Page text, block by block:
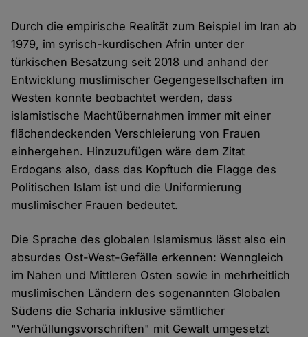
Durch die empirische Realität zum Beispiel im Iran ab
1979, im syrisch-kurdischen Afrin unter der
türkischen Besatzung seit 2018 und anhand der
Entwicklung muslimischer Gegengesellschaften im
Westen konnte beobachtet werden, dass
islamistische Machtübernahmen immer mit einer
flächendeckenden Verschleierung von Frauen
einhergehen. Hinzuzufügen wäre dem Zitat
Erdogans also, dass das Kopftuch die Flagge des
Politischen Islam ist und die Uniformierung
muslimischer Frauen bedeutet.
Die Sprache des globalen Islamismus lässt also ein
absurdes Ost-West-Gefälle erkennen: Wenngleich
im Nahen und Mittleren Osten sowie in mehrheitlich
muslimischen Ländern des sogenannten Globalen
Südens die Scharia inklusive sämtlicher
"Verhüllungsvorschriften" mit Gewalt umgesetzt